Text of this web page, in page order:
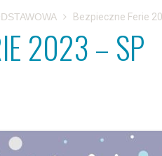
Bezpieczne Ferie
2023 – SP